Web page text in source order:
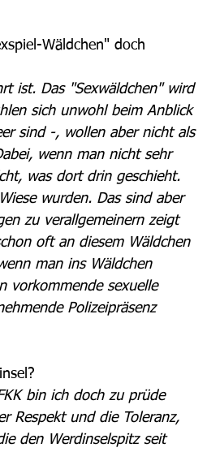
Wäldchen" doch
ist. Das "Sexwäldchen" wird
sich unwohl beim Anblick
sind -, wollen aber nicht als
wenn man nicht sehr
was dort drin geschieht.
wurden. Das sind aber
zu verallgemeinern zeigt
oft an diesem Wäldchen
man ins Wäldchen
vorkommende sexuelle
Polizeipräsenz
bin ich doch zu prüde
Respekt und die Toleranz,
den Werdinselspitz seit